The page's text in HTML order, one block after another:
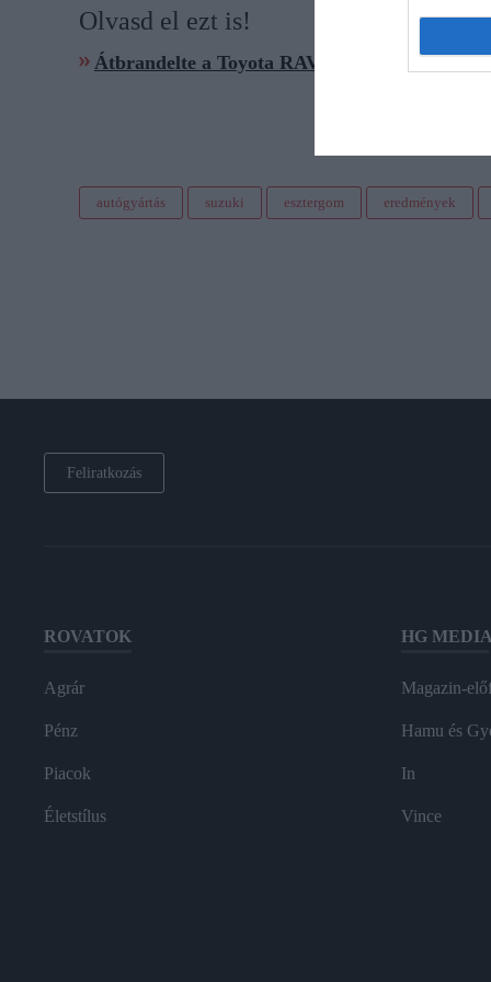
Olvasd el ezt is!
Átbrandelte a Toyota RAV4-et a Suzuki,
autógyártás suzuki esztergom eredmények
Feliratkozás
ROVATOK
Agrár
Pénz
Piacok
Életstílus
HG MEDIA
Magazin-
Hamu és
In
Vince